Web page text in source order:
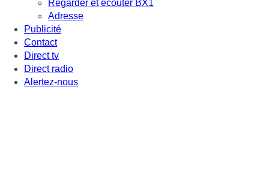
Regarder et écouter BX1
Adresse
Publicité
Contact
Direct tv
Direct radio
Alertez-nous